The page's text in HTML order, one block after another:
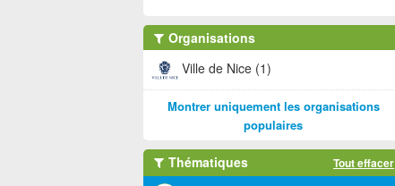
Organisations
Ville de Nice (1)
Montrer uniquement les organisations
populaires
Thématiques Tout effacer